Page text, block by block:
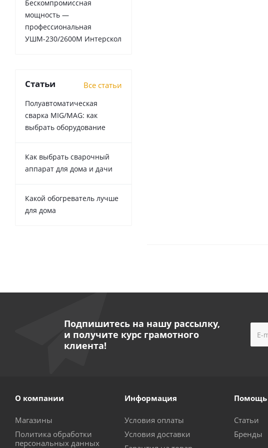
Бескомпромиссная
мощность —
профессиональная
УШМ-230/2600М Интерскол
Статьи Все статьи
Полуавтоматическая
сварка MIG/MAG: как
выбрать оборудование
Как выбрать сварочный
аппарат для дома и дачи
Какой обогреватель лучше
для дома
Подпишитесь на нашу рассылку,
и получите курс грамотного
клиента!
О компании
Магазины
Политика обработки
персональных данных
Информация
Условия оплаты
Условия доставки
Помощь
Статьи
Бренды